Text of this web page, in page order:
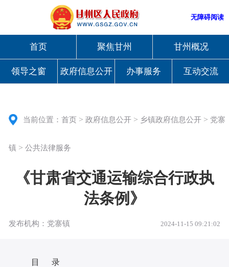
无障碍阅读
首页 聚焦甘州 甘州概况
领导之窗 政府信息公开 办事服务 互动交流
当前位置：首页 >政府信息公开 > 乡镇政府信息公开 > 党寨
镇 >公共法律服务
《甘肃省交通运输综合行政执
法条例》
发布机构：党寨镇 2024-11-15 09:21:02
目 录